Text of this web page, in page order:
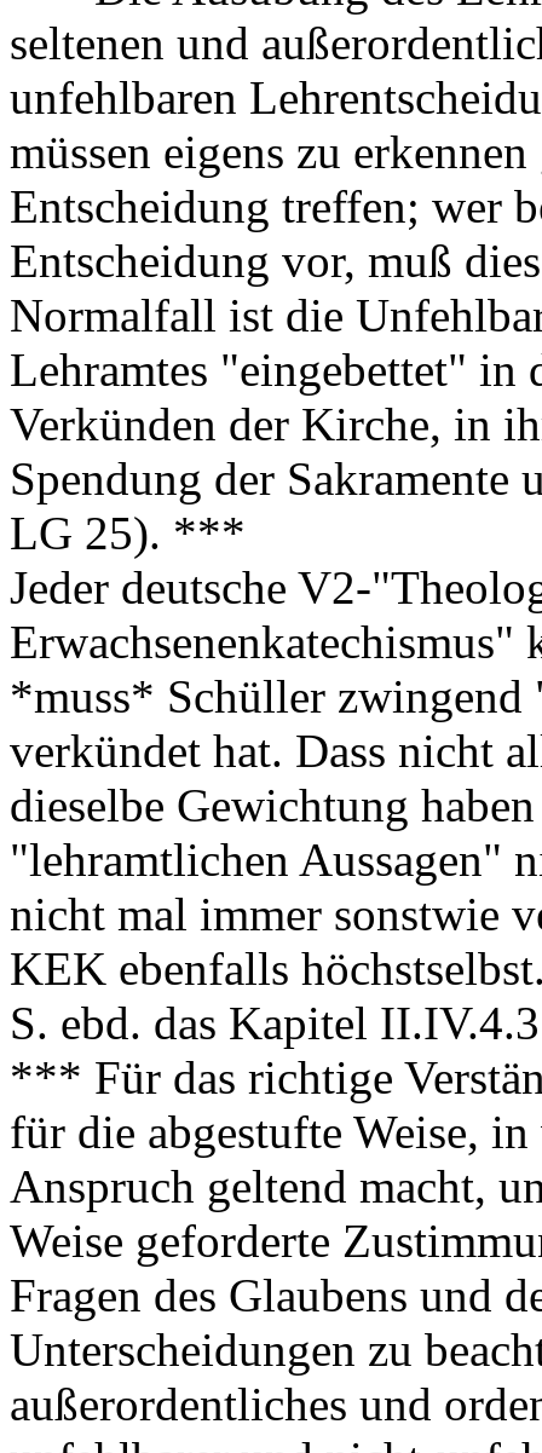
seltenen und
unfehlbaren
müssen eigens zu
Entscheidung treffen; wer
Entscheidung vor, muß
Normalfall ist die
Lehramtes "eingebettet" in
Verkünden der Kirche, in
Spendung der
LG 25). ***
Jeder deutsche V2-
Erwachsenenkatechismus"
*muss* Schüller zwingend
verkündet hat. Dass nicht
dieselbe Gewichtung
"lehramtlichen Aussagen"
nicht mal immer sonstwie
KEK ebenfalls
S. ebd. das Kapitel
*** Für das richtige
für die abgestufte Weise,
Anspruch geltend macht,
Weise geforderte
Fragen des Glaubens und
Unterscheidungen zu
außerordentliches und